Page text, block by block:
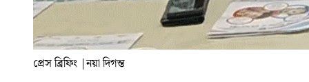
প্রেস ব্রিফিং |নয়া দিগন্ত